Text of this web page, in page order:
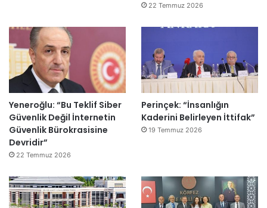
22 Temmuz 2026
Yeneroğlu: “Bu Teklif Siber
Güvenlik Değil İnternetin
Güvenlik Bürokrasisine
Devridir”
22 Temmuz 2026
Perinçek: “İnsanlığın
Kaderini Belirleyen İttifak”
19 Temmuz 2026